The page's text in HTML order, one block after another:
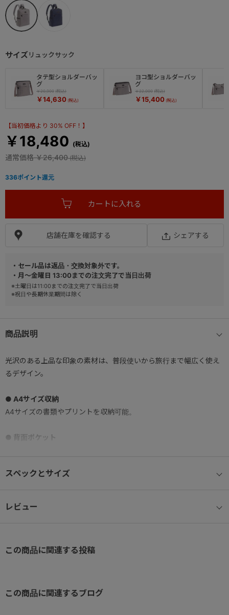
・セール品は返品・交換対象外です。
・月～金曜日 13:00までの注文完了で当日出荷
※土曜日は11:00までの注文完了で当日出荷
※祝日や長期休業期間は除く
【当初価格より 30% OFF！】
￥18,480
通常価格￥26,400
商品説明
光沢のある上品な印象の素材は、普段使いから旅行まで幅広く使え
るデザイン。
● A4サイズ収納
A4サイズの書類やプリントを収納可能。
● 背面ポケット
● フロントポケット
ト。
スペックとサイズ
レビュー
サイズリュックサック
タテ型ショルダーバッ
グ
￥20,900
￥14,630
ヨコ型ショルダーバッ
グ
￥22,000
￥15,400
店舗在庫を確認する シェアする
この商品に関連する投稿
この商品に関連するブログ
336ポイント還元